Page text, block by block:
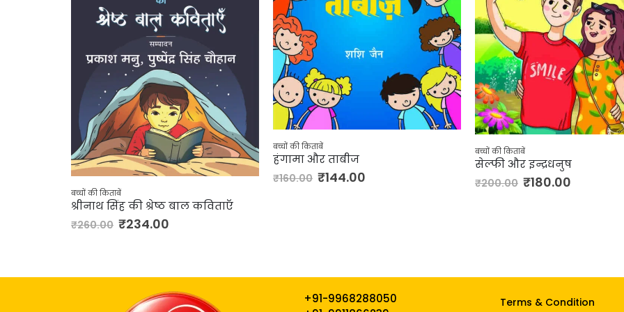
बच्चों की किताबें
हंगामा और ताबीज
₹160.00 ₹144.00
बच्चों की किताबें
सेल्फी और इन्द्रधनुष
₹200.00 ₹180.00
बच्चों की किताबें
दुश्मनी से दोस्ती तक
₹120.00 ₹108.00
+91-9968288050
Terms & Condition